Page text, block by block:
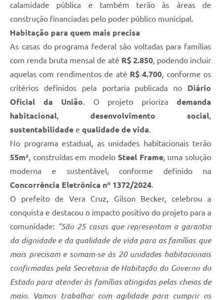
calamidade pública e também terão às áreas de
construção financiadas pelo poder público municipal.
Habitação para quem mais precisa
As casas do programa federal são voltadas para famílias
com renda bruta mensal de até R$ 2.850, podendo incluir
aquelas com rendimentos de até R$ 4.700, conforme os
critérios definidos pela portaria publicada no Diário
Oficial da União. O projeto prioriza demanda
habitacional, desenvolvimento social,
sustentabilidade e qualidade de vida.
No programa estadual, as unidades habitacionais terão
55m², construídas em modelo Steel Frame, uma solução
moderna e sustentável, conforme definido na
Concorrência Eletrônica nº 1372/2024.
O prefeito de Vera Cruz, Gilson Becker, celebrou a
conquista e destacou o impacto positivo do projeto para a
comunidade: "São 25 casas que representam a garantia
da dignidade e da qualidade de vida para as famílias que
mais precisam e somam-se às 20 unidades habitacionais
confirmadas pela Secretaria de Habitação do Governo do
Estado para atender às famílias atingidas pelas cheias de
maio. Vamos trabalhar com agilidade para cumprir os